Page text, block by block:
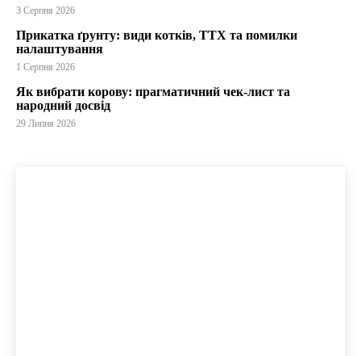
3 Серпня 2026
Прикатка ґрунту: види котків, ТТХ та помилки
налаштування
1 Серпня 2026
Як вибрати корову: прагматичний чек-лист та
народний досвід
29 Липня 2026